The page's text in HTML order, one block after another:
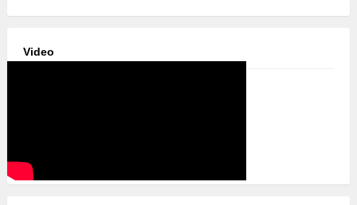
Video